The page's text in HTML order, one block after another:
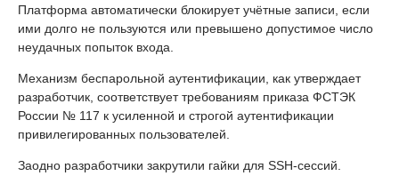
Платформа автоматически блокирует учётные записи, если
ими долго не пользуются или превышено допустимое число
неудачных попыток входа.
Механизм беспарольной аутентификации, как утверждает
разработчик, соответствует требованиям приказа ФСТЭК
России № 117 к усиленной и строгой аутентификации
привилегированных пользователей.
Заодно разработчики закрутили гайки для SSH-сессий.